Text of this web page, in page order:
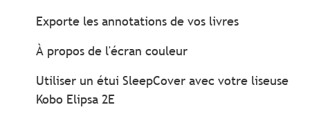
Exporte les annotations de vos livres
À propos de l'écran couleur
Utiliser un étui SleepCover avec votre liseuse
Kobo Elipsa 2E